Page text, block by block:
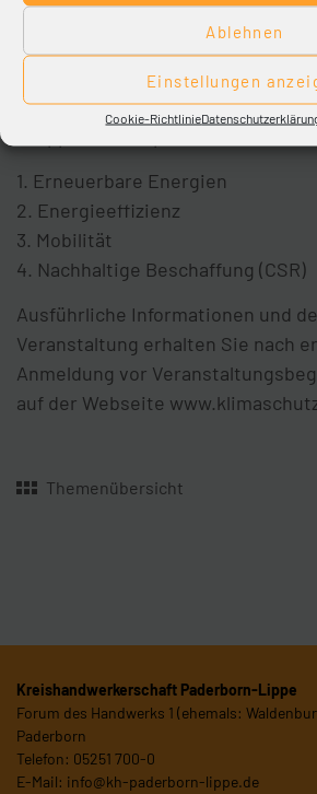
Ablehnen
Einstellungen
Cookie-Richtlinie
Eine Anmeldung ist jedoch nicht
erforderlich. Nennen Sie uns
bevorzugten
1. Erneuerbare Energien
2. Energieeffizienz
3. Mobilität
4. Nachhaltige Beschaffung (CSR)
Ausführliche Informationen und
Veranstaltung erhalten Sie nach
Anmeldung vor
auf der Webseite
Themenübersicht
Kreishandwerkerschaft Paderborn-Lippe
Forum des Handwerks 1 (ehemals:
Paderborn
Telefon: 05251 700-0
E-Mail: info@kh-paderborn-lippe.de